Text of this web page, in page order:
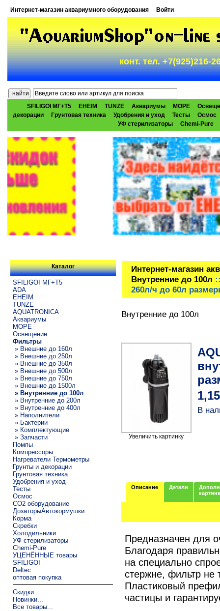
Интернет-магазин аквариумного оборудования Войти
конт. тел. +7(925)216-
SFILIGOI МГ+Т5 EHEIM TUNZE Аквариумы МОРЕ
декорации
Грунтовая техника Удобрения и уход Тесты
Осмос
УФ стерилизаторы
Chemi-Pure
Каталог
SFILIGOI МГ+Т5
ADA
EHEIM
TUNZE
AQUATRONICA
Аквариумы
МОРЕ
Освещение
Фильтры
» Внешние до 160л
» Внешние до 250л
» Внешние до 350л
» Внешние до 500л
» Внешние до 750л
» Внешние до 1500л
» Внутренние до 100л
» Внутренние до 200л
» Внутренние до 400л
» Наполнители
» Бактерии
» Комплектующие
» Запчасти
Помпы
Компрессоры
Нагреватели Термометры
Грунты и декорации
Грунтовая техника
Удобрения и уход
Тесты
Осмос
CO2 оборудование
ДозаторыАвтокормушки
Корма
Скребки
Холодильники
УФ стерилизаторы
Chemi-Pure
УЦЕНЁННЫЕ товары
SFILIGOI
Deltec
оптовая покупка
Скидки...
Новинки...
Все товары...
Интернет-магазин
Внутренние до 100л
260л/ч до 60л
Внутренние до 100л
Увеличить картинку
В
Описание Детали
Предназначен для
Благодаря
на специально
стержне, фильтр не
Пластиковый
частицы и